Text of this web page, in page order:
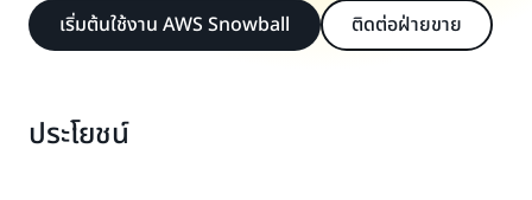
เริ่มต้นใช้งาน AWS Snowball
ติดต่อฝ่ายขาย
ประโยชน์